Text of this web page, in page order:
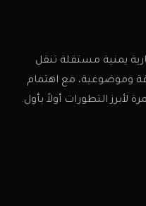
يمنية مستقلة تنقل
وموضوعية، مع اهتمام
التطورات أولاً بأول.